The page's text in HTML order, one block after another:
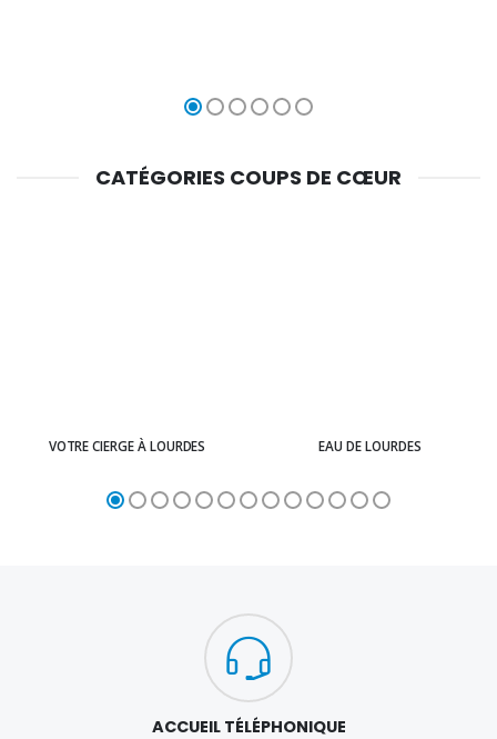
CATÉGORIES COUPS DE CŒUR
VOTRE CIERGE À LOURDES EAU DE LOURDES
ACCUEIL TÉLÉPHONIQUE